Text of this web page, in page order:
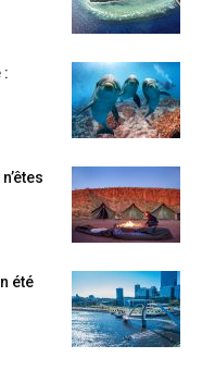
:
été